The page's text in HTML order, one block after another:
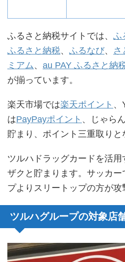
ふるさと納税サイトでは、 ふ
ふるさと納税、 ふるなび、 さ
ミアム 、 au PAY ふるさと納
が揃っています。
楽天市場では楽天ポイント 、
はPayPayポイント 、じゃら
貯まり、ポイント三重取りと
ツルハドラッグカードを活
ザクと貯まります。サッカー
プよりスリートップの方が攻
ツルハグループの対象店